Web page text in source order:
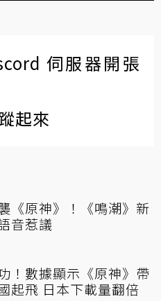
伺服器開張
起來
《原神》！《鳴潮》新
音惹議
！數據顯示《原神》帶
起飛 日本下載量翻倍